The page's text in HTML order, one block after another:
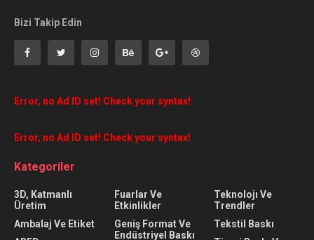
Bizi Takip Edin
Error, no Ad ID set! Check your syntax!
Error, no Ad ID set! Check your syntax!
Kategoriler
3D, Katmanlı
Üretim
Ambalaj Ve Etiket
Fuarlar Ve
Etkinlikler
Geniş Format Ve
Endüstriyel Baskı
Teknolojı Ve
Trendler
Tekstil Baskı